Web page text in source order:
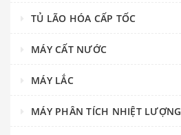
TỦ LÃO HÓA CẤP TỐC
MÁY CẤT NƯỚC
MÁY LẮC
MÁY PHÂN TÍCH NHIỆT LƯỢNG